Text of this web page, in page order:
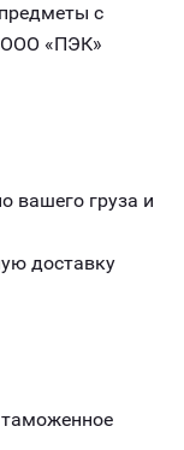
с
ООО «ПЭК»
вашего груза и
доставку
таможенное